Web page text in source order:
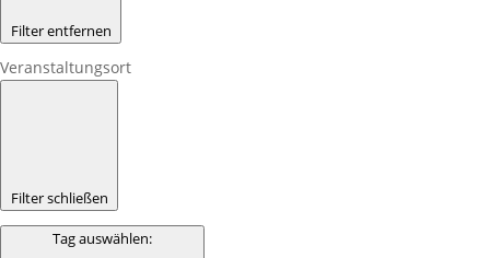
Filter entfernen
Veranstaltungsort
Filter schließen
Tag auswählen: